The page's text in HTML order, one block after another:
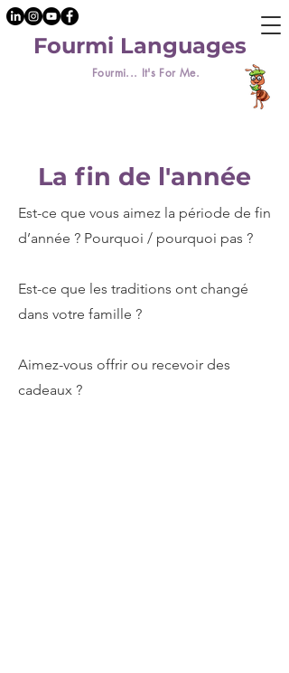
Fourmi... It's For Me.
Fourmi Languages
La fin de l'année
Est-ce que vous aimez la période de fin
d’année ? Pourquoi / pourquoi pas ?
Est-ce que les traditions ont changé
dans votre famille ?
Aimez-vous offrir ou recevoir des
cadeaux ?